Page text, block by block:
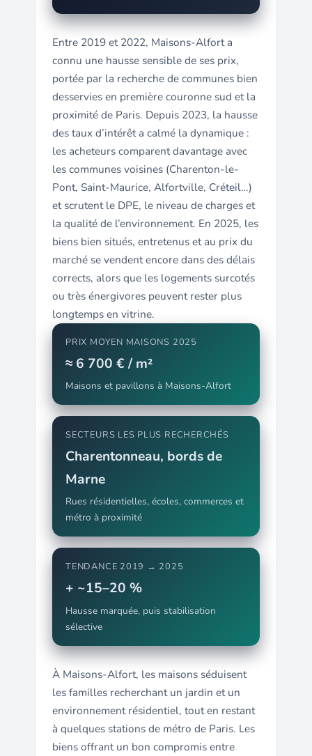
Entre 2019 et 2022, Maisons-Alfort a
connu une hausse sensible de ses prix,
portée par la recherche de communes bien
desservies en première couronne sud et la
proximité de Paris. Depuis 2023, la hausse
des taux d’intérêt a calmé la dynamique :
les acheteurs comparent davantage avec
les communes voisines (Charenton-le-
Pont, Saint-Maurice, Alfortville, Créteil…)
et scrutent le DPE, le niveau de charges et
la qualité de l’environnement. En 2025, les
biens bien situés, entretenus et au prix du
marché se vendent encore dans des délais
corrects, alors que les logements surcotés
ou très énergivores peuvent rester plus
longtemps en vitrine.
PRIX MOYEN MAISONS 2025
≈ 6 700 € / m²
Maisons et pavillons à Maisons-Alfort
SECTEURS LES PLUS RECHERCHÉS
Charentonneau, bords de
Marne
Rues résidentielles, écoles, commerces et
métro à proximité
TENDANCE 2019 → 2025
+ ~15–20 %
Hausse marquée, puis stabilisation
sélective
À Maisons-Alfort, les maisons séduisent
les familles recherchant un jardin et un
environnement résidentiel, tout en restant
à quelques stations de métro de Paris. Les
biens offrant un bon compromis entre